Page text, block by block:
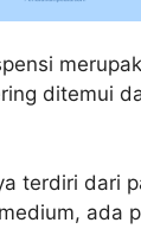
ditemui
terdiri dari
ada